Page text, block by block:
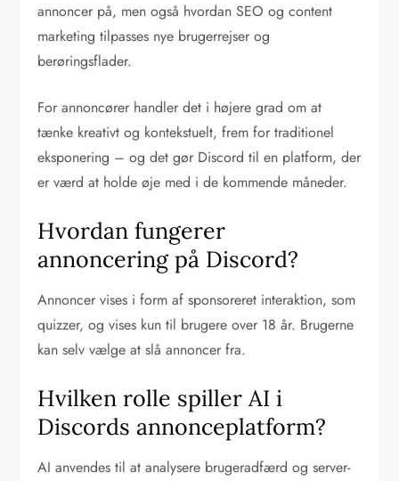
annoncer på, men også hvordan SEO og content
marketing tilpasses nye brugerrejser og
berøringsflader.
For annoncører handler det i højere grad om at
tænke kreativt og kontekstuelt, frem for traditionel
eksponering – og det gør Discord til en platform, der
er værd at holde øje med i de kommende måneder.
Hvordan fungerer
annoncering på Discord?
Annoncer vises i form af sponsoreret interaktion, som
quizzer, og vises kun til brugere over 18 år. Brugerne
kan selv vælge at slå annoncer fra.
Hvilken rolle spiller AI i
Discords annonceplatform?
AI anvendes til at analysere brugeradfærd og server-